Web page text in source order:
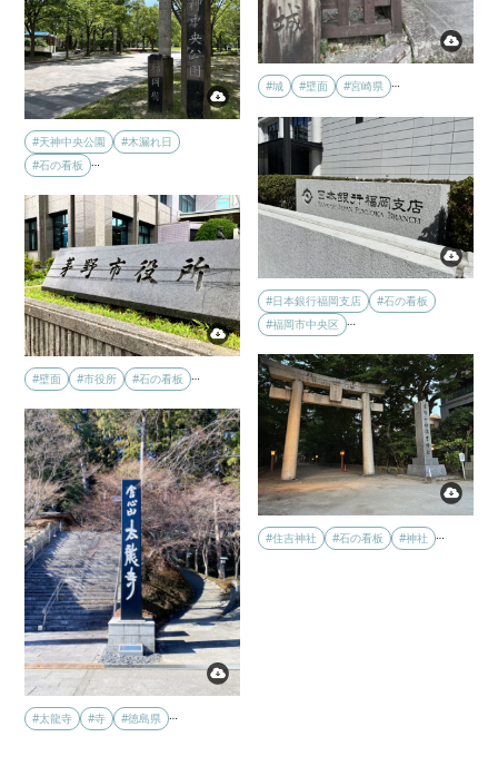
#城 #壁面 #宮崎県 …
#天神中央公園
#木漏れ日
#石の看板
#日本銀行福岡支店
#石の看板
#福岡市中央区
#壁面 #市役所 #石の看板 …
#住吉神社 #石の看板 #神社 …
#太龍寺 #寺 #徳島県 …